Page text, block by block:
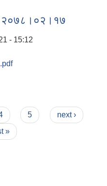
२०७८।०२।१७
- 15:12
5
next ›
»